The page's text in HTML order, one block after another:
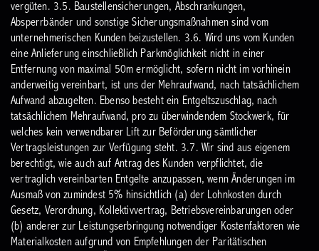
vergüten. 3.5. Baustellensicherungen, Abschrankungen,
Absperrbänder und sonstige Sicherungsmaßnahmen sind vom
unternehmerischen Kunden beizustellen. 3.6. Wird uns vom Kunden
eine Anlieferung einschließlich Parkmöglichkeit nicht in einer
Entfernung von maximal 50m ermöglicht, sofern nicht im vorhinein
anderweitig vereinbart, ist uns der Mehraufwand, nach tatsächlichem
Aufwand abzugelten. Ebenso besteht ein Entgeltszuschlag, nach
tatsächlichem Mehraufwand, pro zu überwindendem Stockwerk, für
welches kein verwendbarer Lift zur Beförderung sämtlicher
Vertragsleistungen zur Verfügung steht. 3.7. Wir sind aus eigenem
berechtigt, wie auch auf Antrag des Kunden verpflichtet, die
vertraglich vereinbarten Entgelte anzupassen, wenn Änderungen im
Ausmaß von zumindest 5% hinsichtlich (a) der Lohnkosten durch
Gesetz, Verordnung, Kollektivvertrag, Betriebsvereinbarungen oder
(b) anderer zur Leistungserbringung notwendiger Kostenfaktoren wie
Materialkosten aufgrund von Empfehlungen der Paritätischen